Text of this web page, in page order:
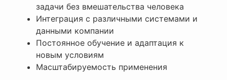
задачи без вмешательства человека
Интеграция с различными системами и
данными компании
Постоянное обучение и адаптация к
новым условиям
Масштабируемость применения